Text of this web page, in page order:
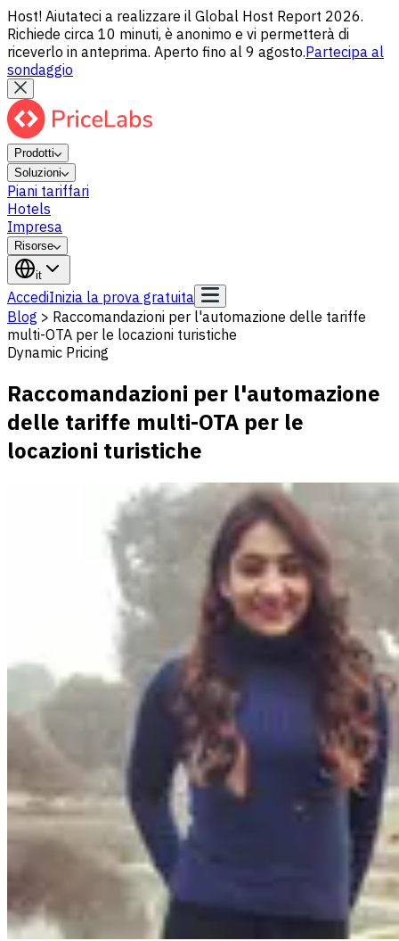
Host! Aiutateci a realizzare il Global Host Report 2026.
Richiede circa 10 minuti, è anonimo e vi permetterà di
riceverlo in anteprima. Aperto fino al 9 agosto.Partecipa al
sondaggio
Prodotti
Soluzioni
Piani tariffari
Hotels
Impresa
Risorse
it
AccediInizia la prova gratuita
Blog > Raccomandazioni per l'automazione delle tariffe
multi-OTA per le locazioni turistiche
Dynamic Pricing
Raccomandazioni per l'automazione
delle tariffe multi-OTA per le
locazioni turistiche